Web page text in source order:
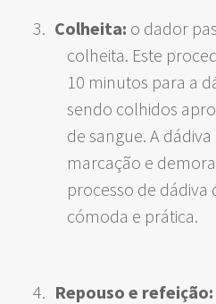
Colheita: o dador
colheita. Este
10 minutos para a
sendo colhidos
de sangue. A
marcação e
processo de
cómoda e prática.
Repouso e refeição: